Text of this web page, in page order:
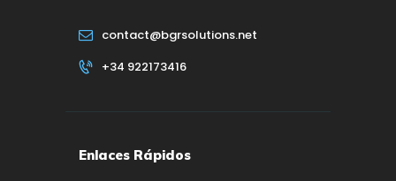
contact@bgrsolutions.net
+34 922173416
Enlaces Rápidos